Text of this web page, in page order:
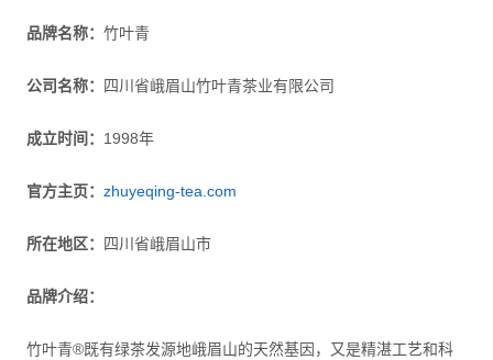
品牌名称： 竹叶青
公司名称： 四川省峨眉山竹叶青茶业有限公司
成立时间： 1998年
官方主页： zhuyeqing-tea.com
所在地区： 四川省峨眉山市
品牌介绍：
竹叶青®既有绿茶发源地峨眉山的天然基因，又是精湛工艺和科